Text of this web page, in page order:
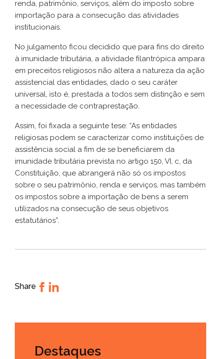
renda, patrimônio, serviços, além do imposto sobre
importação para a consecução das atividades
institucionais.
No julgamento ficou decidido que para fins do direito
à imunidade tributária, a atividade filantrópica ampara
em preceitos religiosos não altera a natureza da ação
assistencial das entidades, dado o seu caráter
universal, isto é, prestada a todos sem distinção e sem
a necessidade de contraprestação.
Assim, foi fixada a seguinte tese: “As entidades
religiosas podem se caracterizar como instituições de
assistência social a fim de se beneficiarem da
imunidade tributária prevista no artigo 150, VI, c, da
Constituição, que abrangerá não só os impostos
sobre o seu patrimônio, renda e serviços, mas também
os impostos sobre a importação de bens a serem
utilizados na consecução de seus objetivos
estatutários”.
Share
Destaques